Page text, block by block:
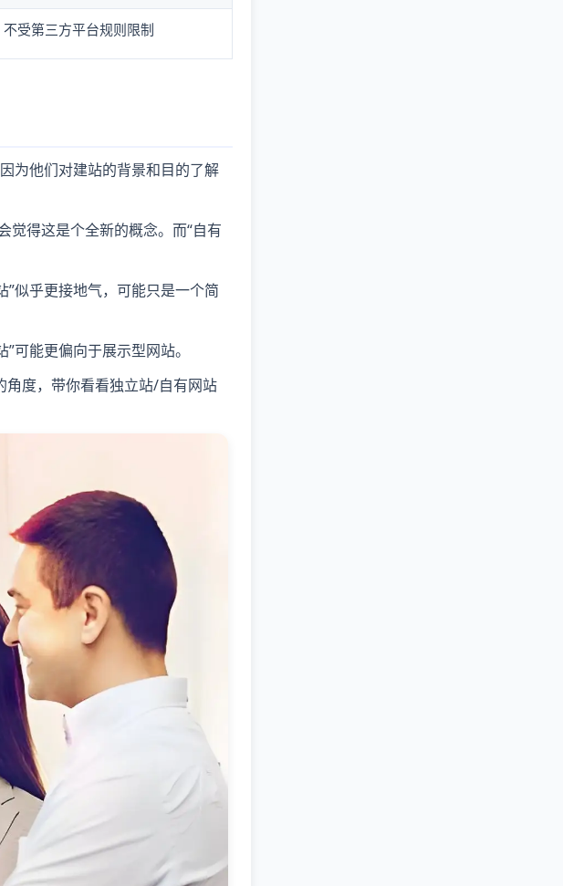
不受第三方平台规则限制
为他们对建站的背景和目的了解
觉得这是个全新的概念。而“自有
”似乎更接地气，可能只是一个简
可能更偏向于展示型网站。
角度，带你看看独立站/自有网站